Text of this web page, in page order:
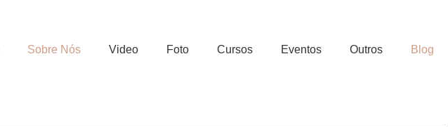
Sobre Nós Video Foto Cursos Eventos Outros Blog